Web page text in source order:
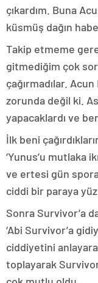
çıkardım. Buna
küsmüş dağın
Takip etmeme
gitmediğim çok
çağırmadılar.
zorunda değil ki.
yapacaklardı ve
İlk beni
‘Yunus’u mutlaka
ve ertesi gün
ciddi bir paraya
Sonra Survivor’a
‘Abi Survivor’a
ciddiyetini
toplayarak